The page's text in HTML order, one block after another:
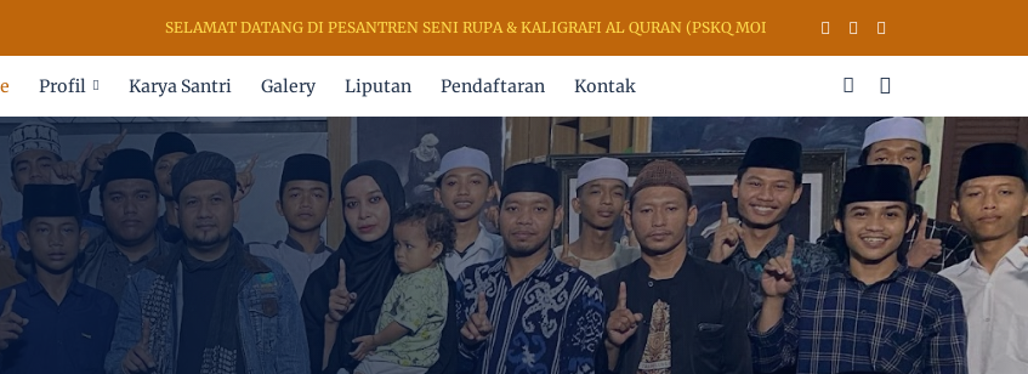
SELAMAT DATANG DI PESANTREN SENI RUPA & KALIGRAFI AL QURAN (PSKQ MODERN) KUDUS JAWA TENGAH INDONESIA
Profil Karya Santri Galery Liputan Pendaftaran Kontak